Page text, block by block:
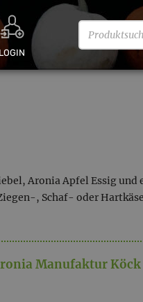
LOGIN
Aronia Apfel Essig und
, Schaf- oder
Manufaktur Köck